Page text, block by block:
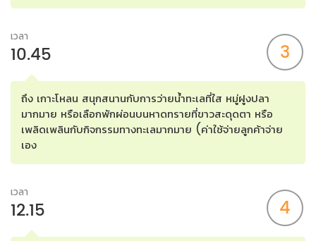
เวลา
10.45 3
ถึง เกาะโหลน สนุกสนานกับการว่ายน้ำทะเลที่ใส หมู่ฝูงปลา
มากมาย หรือเลือกพักผ่อนบนหาดทรายที่ขาวสะดุดตา หรือ
เพลิดเพลินกับกิจกรรมทางทะเลมากมาย (ค่าใช้จ่ายลูกค้าจ่าย
เอง
เวลา
12.15 4